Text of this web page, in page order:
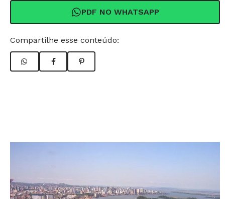
PDF NO WHATSAPP
Compartilhe esse conteúdo: